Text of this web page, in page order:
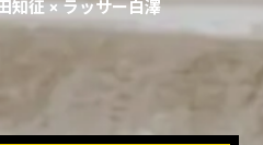
知征 × ラッサー白澤